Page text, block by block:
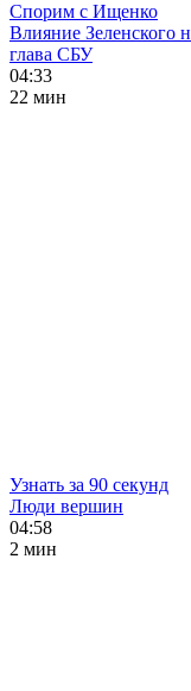
Спорим с Ищенко
Влияние Зеленского
глава СБУ
04:33
22 мин
Узнать за 90 секунд
Люди вершин
04:58
2 мин